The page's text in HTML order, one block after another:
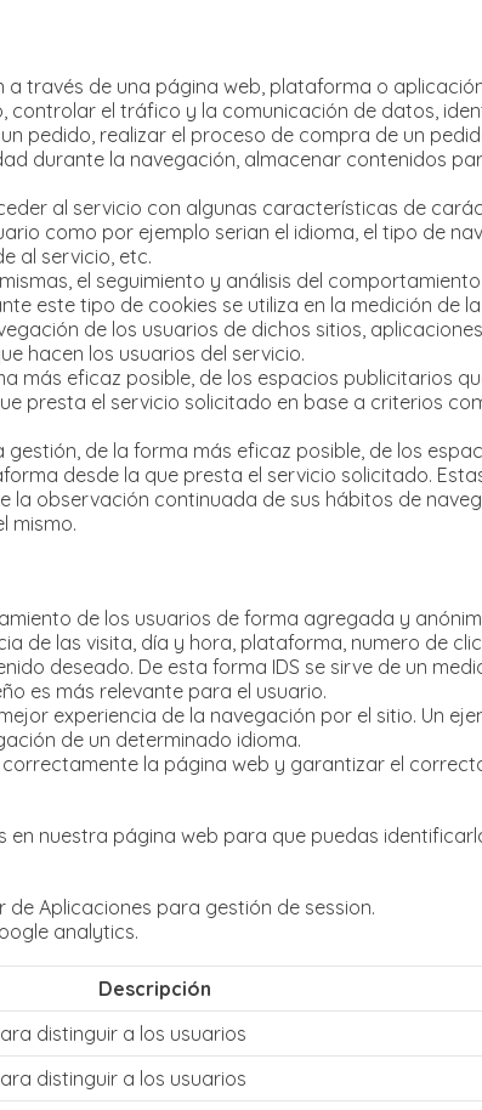
través de una página web, plataforma o
controlar el tráfico y la comunicación de datos,
pedido, realizar el proceso de compra de un
durante la navegación, almacenar contenidos
al servicio con algunas características de
como por ejemplo serian el idioma, el tipo de
al servicio, etc.
el seguimiento y análisis del
este tipo de cookies se utiliza en la medición de
de los usuarios de dichos sitios,
hacen los usuarios del servicio.
más eficaz posible, de los espacios publicitarios
presta el servicio solicitado en base a criterios
de la forma más eficaz posible, de los
desde la que presta el servicio solicitado.
observación continuada de sus hábitos de
mismo.
de los usuarios de forma agregada y
de las visita, día y hora, plataforma, numero de
deseado. De esta forma IDS se sirve de un
es más relevante para el usuario.
experiencia de la navegación por el sitio. Un
de un determinado idioma.
la página web y garantizar el
nuestra página web para que puedas
Aplicaciones para gestión de session.
analytics.
Descripción
distinguir a los usuarios
distinguir a los usuarios